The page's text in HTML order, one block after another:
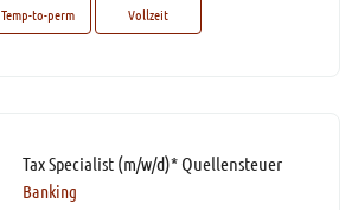
Temp-to-perm Vollzeit
Tax Specialist (m/w/d)* Quellensteuer
Banking